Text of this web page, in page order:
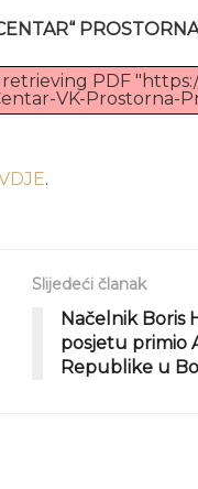
PDF
VK-Prostorna-
.
Slijedeći članak
Načelnik Boris
posjetu primio
Republike u